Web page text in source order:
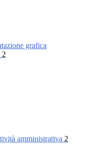
grafica
2
amministrativa 2